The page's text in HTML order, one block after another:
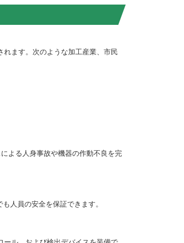
ます。次のような加工産業、市民
よる人身事故や機器の作動不良を完
人員の安全を保証できます。